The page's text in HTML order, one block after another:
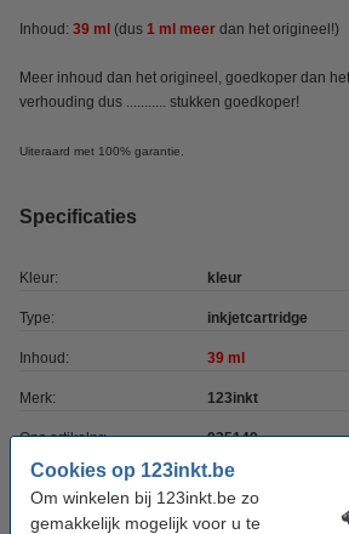
Cookies op 123inkt.be
Om winkelen bij 123inkt.be zo
gemakkelijk mogelijk voor u te
Inhoud: 39 ml (dus 1 ml meer dan het origineel!)
Meer inhoud dan het origineel, goedkoper dan
verhouding dus ........... stukken goedkoper!
Uiteraard met 100% garantie.
Specificaties
Kleur: kleur
Type: inkjetcartridge
Inhoud: 39 ml
Merk: 123inkt
Ons artikelnr: 035149
Nummer: 3952371